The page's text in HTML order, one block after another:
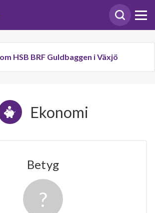
HSB BRF Guldbaggen i Växjö
Ekonomi
Betyg